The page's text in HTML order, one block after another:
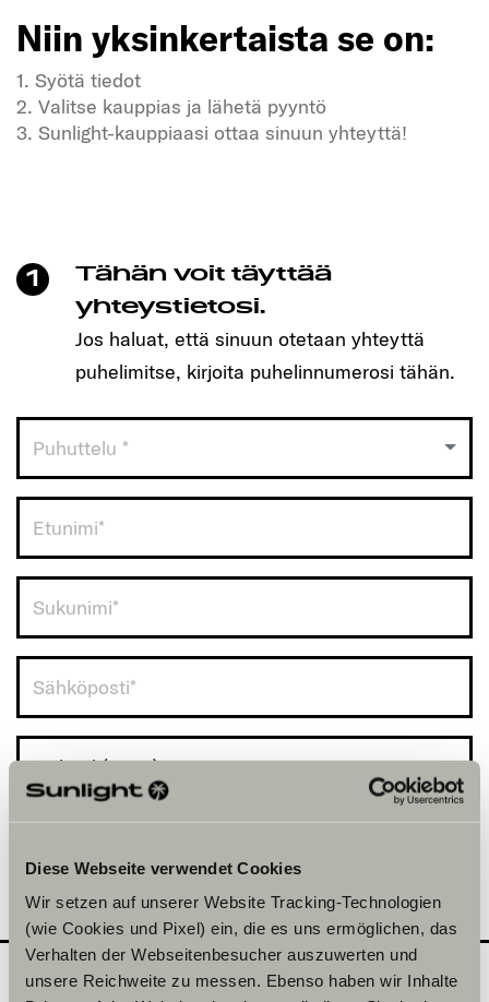
Diese Webseite verwendet Cookies
Wir setzen auf unserer Website Tracking-Technologien
(wie Cookies und Pixel) ein, die es uns ermöglichen, das
Verhalten der Webseitenbesucher auszuwerten und
unsere Reichweite zu messen. Ebenso haben wir Inhalte
Niin yksinkertaista se on:
1. Syötä tiedot
2. Valitse kauppias ja lähetä pyyntö
3. Sunlight-kauppiaasi ottaa sinuun yhteyttä!
Niin yksinkertaista se on:
1. Syötä tiedot
2. Valitse kauppias ja lähetä pyyntö
1
Tähän voit täyttää
yhteystietosi.
Jos haluat, että sinuun otetaan yhteyttä
puhelimitse, kirjoita puhelinnumerosi tähän.
Puhuttelu *
Finland (+358)